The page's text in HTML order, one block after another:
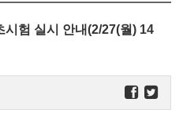
험 실시 안내(2/27(월) 14